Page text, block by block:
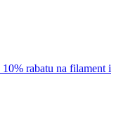
rabatu na filament i